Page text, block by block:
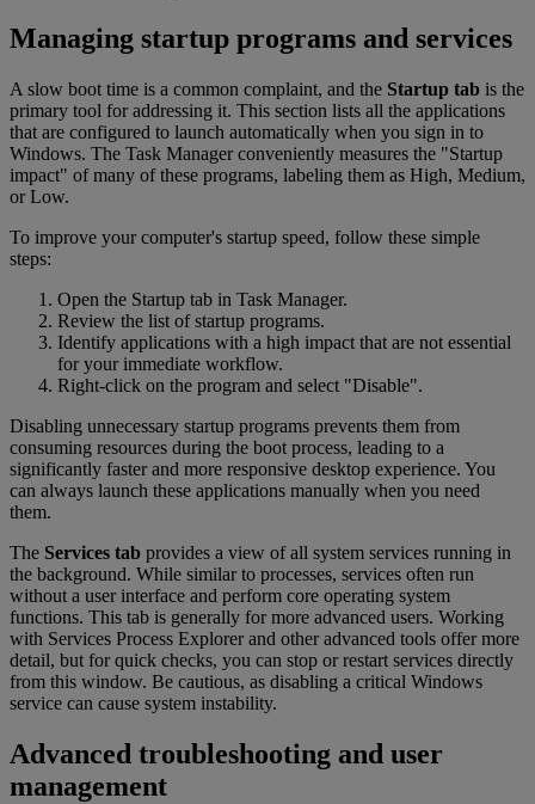
Managing startup programs and services
A slow boot time is a common complaint, and the Startup tab is the
primary tool for addressing it. This section lists all the applications
that are configured to launch automatically when you sign in to
Windows. The Task Manager conveniently measures the "Startup
impact" of many of these programs, labeling them as High, Medium,
or Low.
To improve your computer's startup speed, follow these simple
steps:
Open the Startup tab in Task Manager.
Review the list of startup programs.
Identify applications with a high impact that are not essential
for your immediate workflow.
Right-click on the program and select "Disable".
Disabling unnecessary startup programs prevents them from
consuming resources during the boot process, leading to a
significantly faster and more responsive desktop experience. You
can always launch these applications manually when you need
them.
The Services tab provides a view of all system services running in
the background. While similar to processes, services often run
without a user interface and perform core operating system
functions. This tab is generally for more advanced users. Working
with Services Process Explorer and other advanced tools offer more
detail, but for quick checks, you can stop or restart services directly
from this window. Be cautious, as disabling a critical Windows
service can cause system instability.
Advanced troubleshooting and user
management